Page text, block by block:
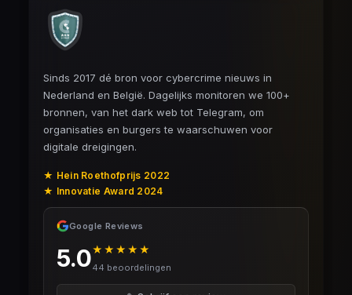
Sinds 2017 dé bron voor cybercrime nieuws in
Nederland en België. Dagelijks monitoren we 100+
bronnen, van het dark web tot Telegram, om
organisaties en burgers te waarschuwen voor
digitale dreigingen.
★ Hein Roethofprijs 2022
★ Innovatie Award 2024
Google Reviews
5.0★★★★★
44 beoordelingen